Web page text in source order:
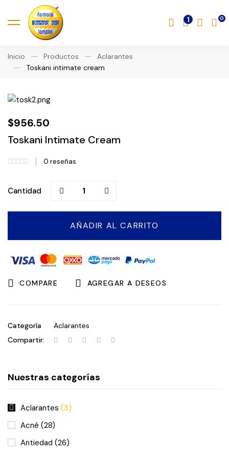
1
Inicio Productos
Aclarantes
Toskani intimate cream
Nuestras categorías
Aclarantes (3)
Acné (28)
Antiedad (26)
$956.50
Toskani Intimate Cream
0 reseñas
Cantidad
Toskani
cream
cantidadAÑADIR AL CARRITO
COMPARE AGREGAR A DESEOS
Categoría
Aclarantes
Compartir: